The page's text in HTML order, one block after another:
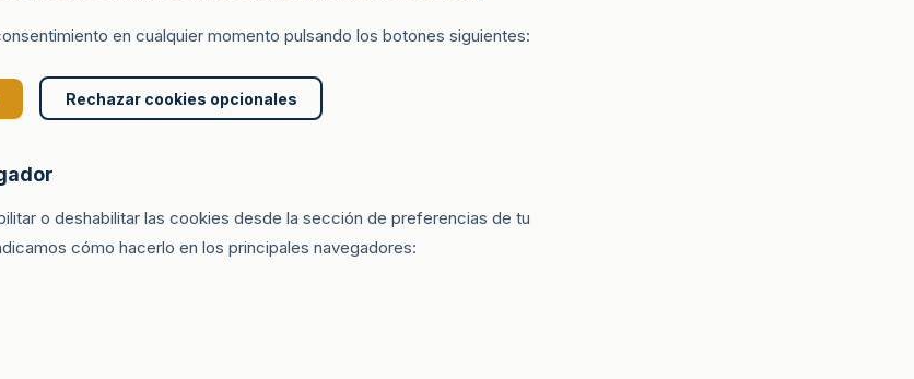
en cualquier momento pulsando los botones siguientes:
Rechazar cookies opcionales
o deshabilitar las cookies desde la sección de preferencias de tu
cómo hacerlo en los principales navegadores: